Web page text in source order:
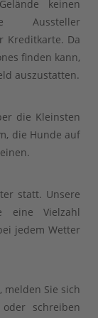
keinen
Aussteller
Kreditkarte. Da
finden kann,
auszustatten.
die Kleinsten
die Hunde auf
statt. Unsere
eine Vielzahl
jedem Wetter
melden Sie sich
schreiben